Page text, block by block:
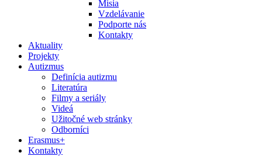
Misia
Vzdelávanie
Podporte nás
Kontakty
Aktuality
Projekty
Autizmus
Definícia autizmu
Literatúra
Filmy a seriály
Videá
Užitočné web stránky
Odborníci
Erasmus+
Kontakty